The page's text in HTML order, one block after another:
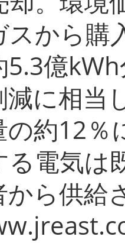
スから購
5.3億
減に相当
の約12％
る電気は
から供給